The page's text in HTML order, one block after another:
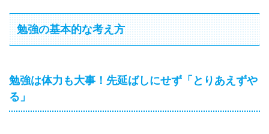
勉強の基本的な考え方
勉強は体力も大事！先延ばしにせず「とりあえずや
る」